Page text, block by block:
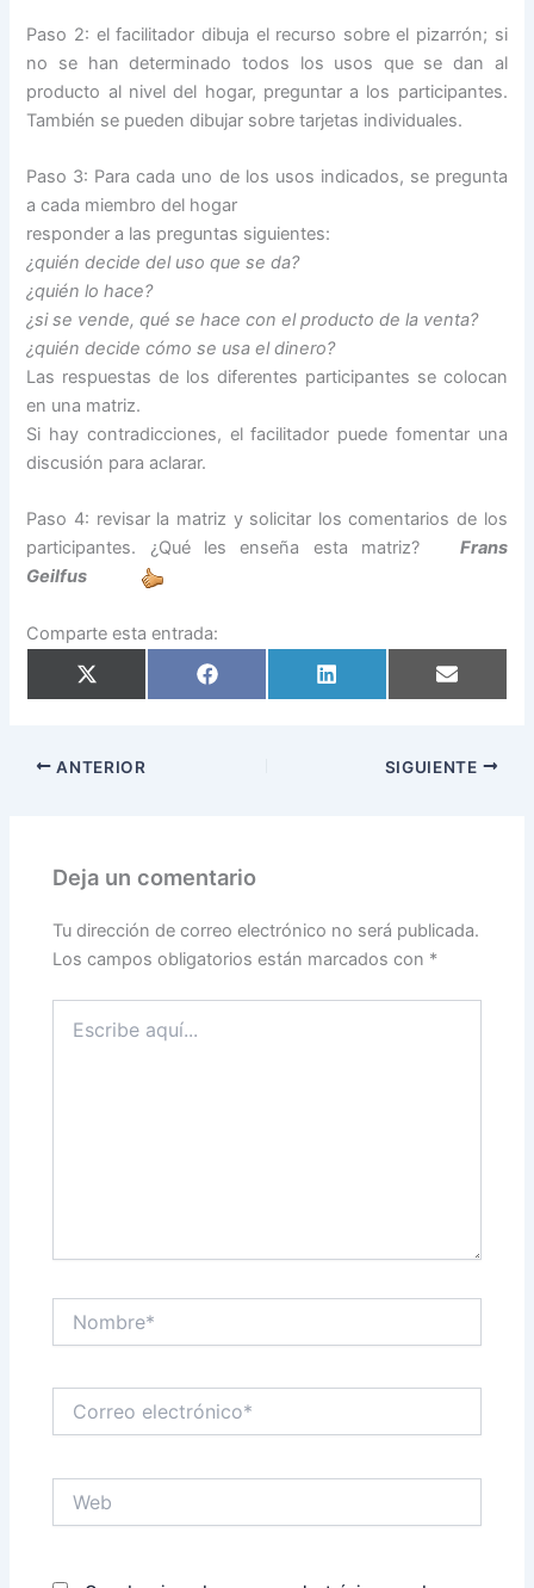
Paso 2: el facilitador dibuja el recurso sobre el pizarrón; si
no se han determinado todos los usos que se dan al
producto al nivel del hogar, preguntar a los participantes.
También se pueden dibujar sobre tarjetas individuales.
Paso 3: Para cada uno de los usos indicados, se pregunta
a cada miembro del hogar
responder a las preguntas siguientes:
¿quién decide del uso que se da?
¿quién lo hace?
¿si se vende, qué se hace con el producto de la venta?
¿quién decide cómo se usa el dinero?
Las respuestas de los diferentes participantes se colocan
en una matriz.
Si hay contradicciones, el facilitador puede fomentar una
discusión para aclarar.
Paso 4: revisar la matriz y solicitar los comentarios de los
participantes. ¿Qué les enseña esta matriz? Frans
Geilfus
Comparte esta entrada:
Compartir
en
Compartir
en
Compartir
en
Compartir
en
ANTERIOR SIGUIENTE
Deja un comentario
Tu dirección de correo electrónico no será publicada.
Los campos obligatorios están marcados con *
aquí...
electrónico*